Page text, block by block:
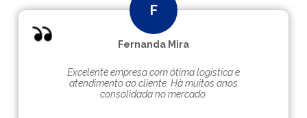
Fernanda Mira
Excelente empresa com ótima logística e
atendimento ao cliente. Hà muitos anos
consolidada no mercado.